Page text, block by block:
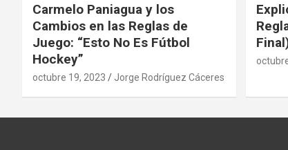
Carmelo Paniagua y los
Cambios en las Reglas de
Juego: “Esto No Es Fútbol
Hockey”
octubre 19, 2023 Jorge Rodríguez Cáceres